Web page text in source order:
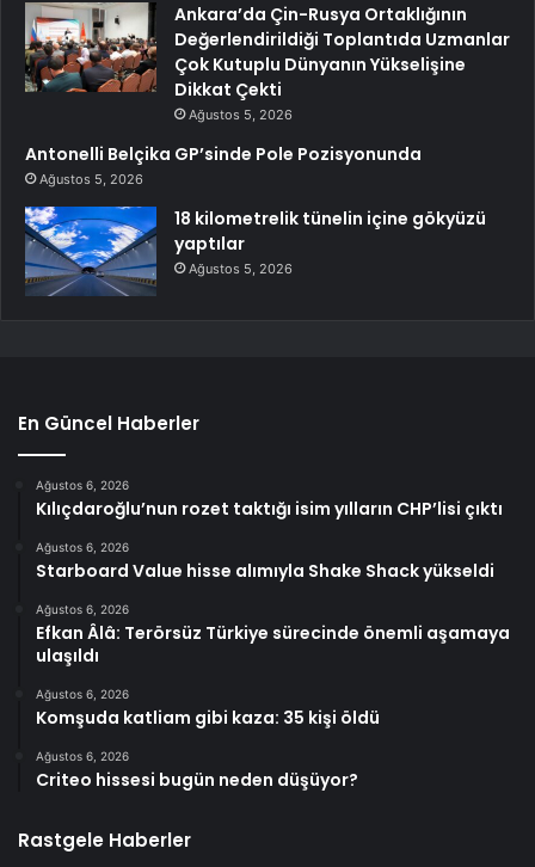
Ankara’da Çin-Rusya Ortaklığının
Değerlendirildiği Toplantıda Uzmanlar
Çok Kutuplu Dünyanın Yükselişine
Dikkat Çekti
Ağustos 5, 2026
Antonelli Belçika GP’sinde Pole Pozisyonunda
Ağustos 5, 2026
18 kilometrelik tünelin içine gökyüzü
yaptılar
Ağustos 5, 2026
En Güncel Haberler
Ağustos 6, 2026
Kılıçdaroğlu’nun rozet taktığı isim yılların CHP’lisi çıktı
Ağustos 6, 2026
Starboard Value hisse alımıyla Shake Shack yükseldi
Ağustos 6, 2026
Efkan Âlâ: Terörsüz Türkiye sürecinde önemli aşamaya
ulaşıldı
Ağustos 6, 2026
Komşuda katliam gibi kaza: 35 kişi öldü
Ağustos 6, 2026
Criteo hissesi bugün neden düşüyor?
Rastgele Haberler